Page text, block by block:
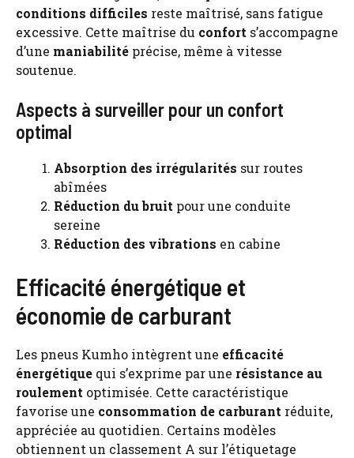
conditions difficiles reste maîtrisé, sans fatigue
excessive. Cette maîtrise du confort s’accompagne
d’une maniabilité précise, même à vitesse
soutenue.
Aspects à surveiller pour un confort
optimal
Absorption des irrégularités sur routes
abîmées
Réduction du bruit pour une conduite
sereine
Réduction des vibrations en cabine
Efficacité énergétique et
économie de carburant
Les pneus Kumho intègrent une efficacité
énergétique qui s’exprime par une résistance au
roulement optimisée. Cette caractéristique
favorise une consommation de carburant réduite,
appréciée au quotidien. Certains modèles
obtiennent un classement A sur l’étiquetage